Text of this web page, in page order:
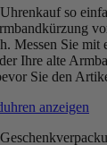
so
Messen Sie
Ihre alte
Sie den
anzeigen